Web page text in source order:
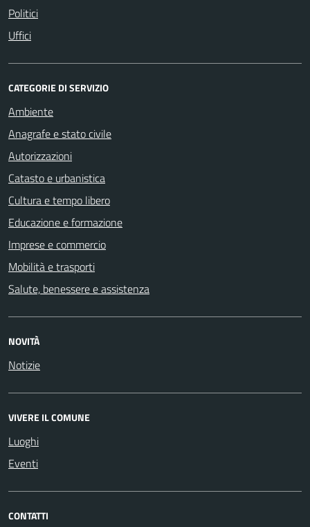
Politici
Uffici
CATEGORIE DI SERVIZIO
Ambiente
Anagrafe e stato civile
Autorizzazioni
Catasto e urbanistica
Cultura e tempo libero
Educazione e formazione
Imprese e commercio
Mobilità e trasporti
Salute, benessere e assistenza
NOVITÀ
Notizie
VIVERE IL COMUNE
Luoghi
Eventi
CONTATTI